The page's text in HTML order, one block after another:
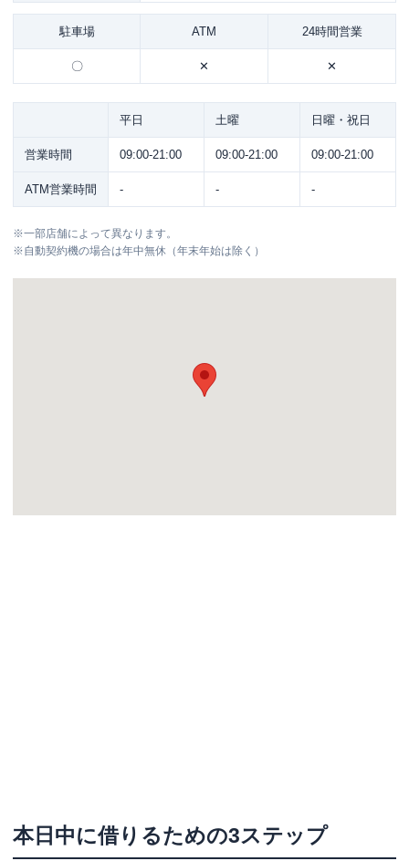
駐車場 ATM 24時間営業
〇 ✕ ✕
平日 土曜 日曜・祝日
営業時間 09:00-21:00 09:00-21:00 09:00-21:00
ATM営業時間 - - -
※一部店舗によって異なります。
※自動契約機の場合は年中無休（年末年始は除く）
本日中に借りるための3ステップ